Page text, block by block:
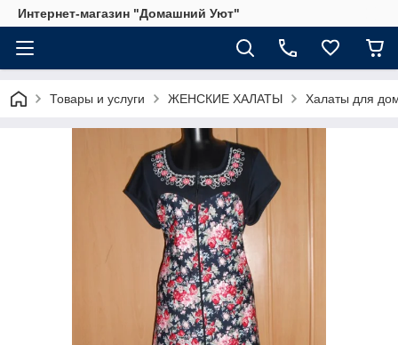
Интернет-магазин "Домашний Уют"
Товары и услуги ЖЕНСКИЕ ХАЛАТЫ Халаты для